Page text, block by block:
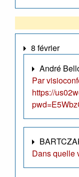
8 février
André
Par
https://
Dans quelle